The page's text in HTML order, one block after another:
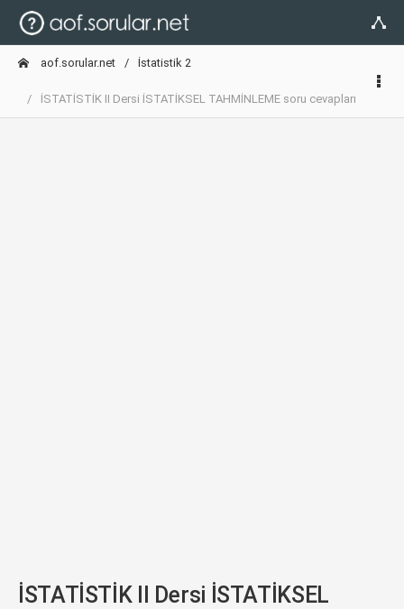
aof.sorular.net İstatistik 2
İSTATİSTİK II Dersi İSTATİKSEL TAHMİNLEME soru cevapları
İSTATİSTİK II Dersi İSTATİKSEL